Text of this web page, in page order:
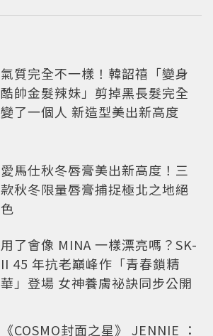
氣質完全不一樣！韓韶禧「變身
酷帥金髮辣妹」剪掉黑長髮完全
變了一個人 新造型美出新高度
愛馬仕秋冬唇膏美出新高度！三
款秋冬限量唇膏捕捉極北之地絕
色
用了會像 MINA 一樣漂亮嗎？SK-
II 45 年抗老巔峰作「青春鎖精
華」登場 女神養膚祕訣同步公開
《COSMO封面之星》 JENNIE ：